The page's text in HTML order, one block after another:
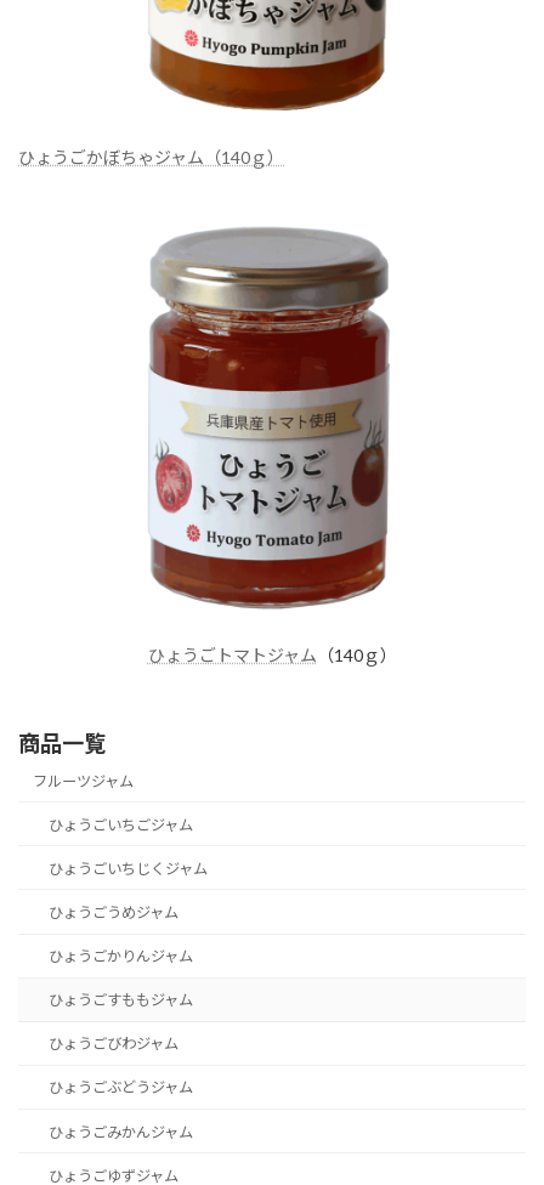
ひょうごかぼちゃジャム（140ｇ）
ひょうごトマトジャム （140ｇ）
商品一覧
フルーツジャム
ひょうごいちごジャム
ひょうごいちじくジャム
ひょうごうめジャム
ひょうごかりんジャム
ひょうごすももジャム
ひょうごびわジャム
ひょうごぶどうジャム
ひょうごみかんジャム
ひょうごゆずジャム